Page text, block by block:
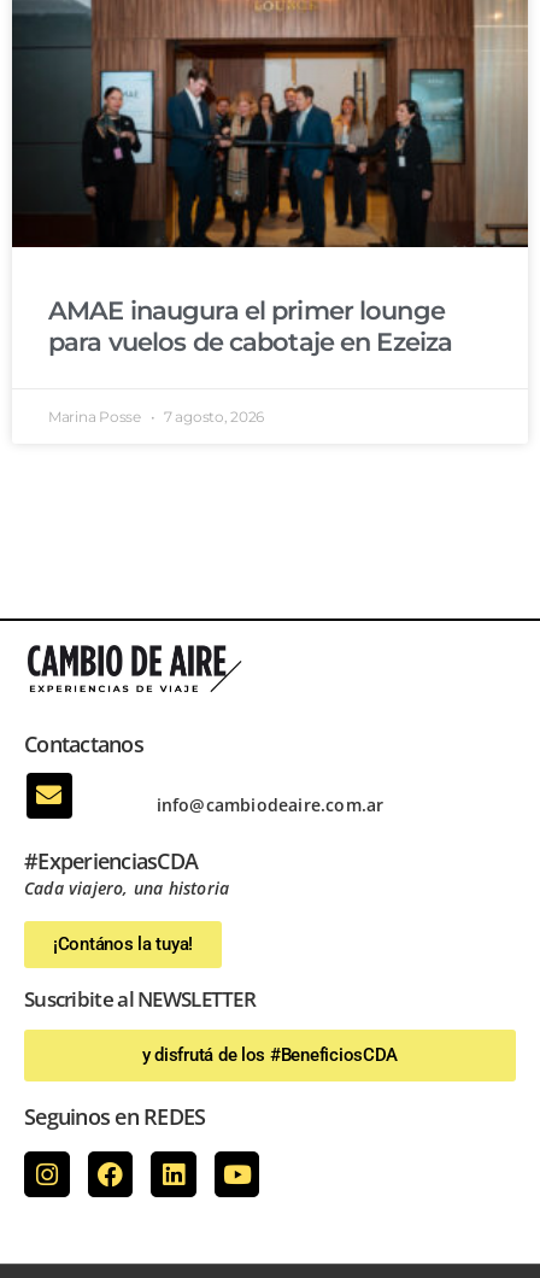
AMAE inaugura el primer lounge
para vuelos de cabotaje en Ezeiza
Marina Posse 7 agosto, 2026
Contactanos
info@cambiodeaire.com.ar
#ExperienciasCDA
Cada viajero, una historia
¡Contános la tuya!
Suscribite al NEWSLETTER
y disfrutá de los #BeneficiosCDA
Seguinos en REDES